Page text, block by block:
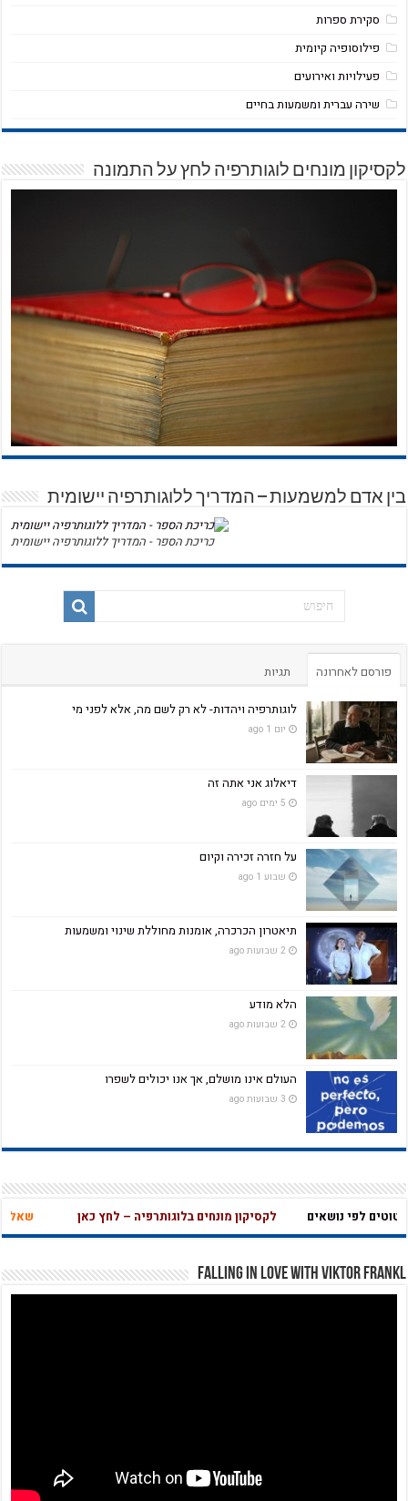
סקירת ספרות
פילוסופיה קיומית
פעילויות ואירועים
שירה עברית ומשמעות בחיים
לקסיקון מונחים לוגותרפיה לחץ על התמונה
בין אדם למשמעות – המדריך ללוגותרפיה יישומית
כריכת הספר - המדריך ללוגותרפיה יישומית
פורסם לאחרונה תגיות
לוגותרפיה ויהדות- לא רק לשם מה, אלא לפני מי
יום 1 ago
דיאלוג אני אתה זה
5 ימים ago
על חזרה זכירה וקיום
שבוע 1 ago
תיאטרון הכרכרה, אומנות מחוללת שינוי ומשמעות
2 שבועות ago
הלא מודע
2 שבועות ago
העולם אינו מושלם, אך אנו יכולים לשפרו
3 שבועות ago
לפי נושאים לקסיקון מונחים בלוגותרפיה – לחץ כאן שאלון
Falling in Love with Viktor Frankl